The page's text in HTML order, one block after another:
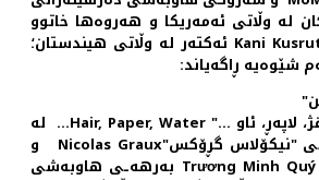
له وڵاتی ئه‌مه‌ریکا و هه‌روه‌ها خاتوو
"کانی کۆسڕۆتی" Kani Kusruti ئه‌کته‌ر له وڵاتی هیندستان؛
شێوه‌یه ڕاگه‌یاند:
فیلمی سینه‌مایی "قژ، لاپه‌ڕ‌، ئاو ..." Hair, Paper, Water... له
ده‌رهێنانی هاوبه‌شی "نیکۆلاس گڕۆکس"Nicolas Graux و
"تڕۆنگ مین کۆئی" Trương Minh Quý به‌رهه‌ـی هاوبه‌شی